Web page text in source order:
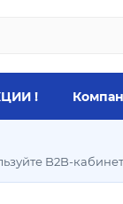
!
B2B-